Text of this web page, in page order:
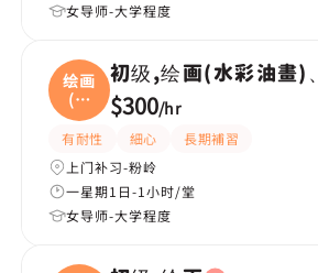
女导师-大学程度
绘画
(水
彩
初级,绘画(水彩油畫)
$300/hr
有耐性 細心
長期補習
上门补习-粉岭
一星期1日-1小时/堂
女导师-大学程度